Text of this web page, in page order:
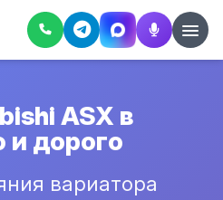
ASX в
и дорого
вариатора